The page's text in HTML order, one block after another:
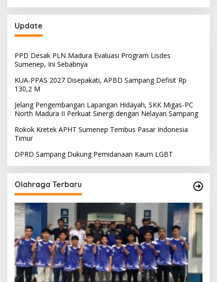
Update
PPD Desak PLN Madura Evaluasi Program Lisdes
Sumenep, Ini Sebabnya
KUA-PPAS 2027 Disepakati, APBD Sampang Defisit Rp
130,2 M
Jelang Pengembangan Lapangan Hidayah, SKK Migas-PC
North Madura II Perkuat Sinergi dengan Nelayan Sampang
Rokok Kretek APHT Sumenep Tembus Pasar Indonesia
Timur
DPRD Sampang Dukung Pemidanaan Kaum LGBT
Olahraga Terbaru